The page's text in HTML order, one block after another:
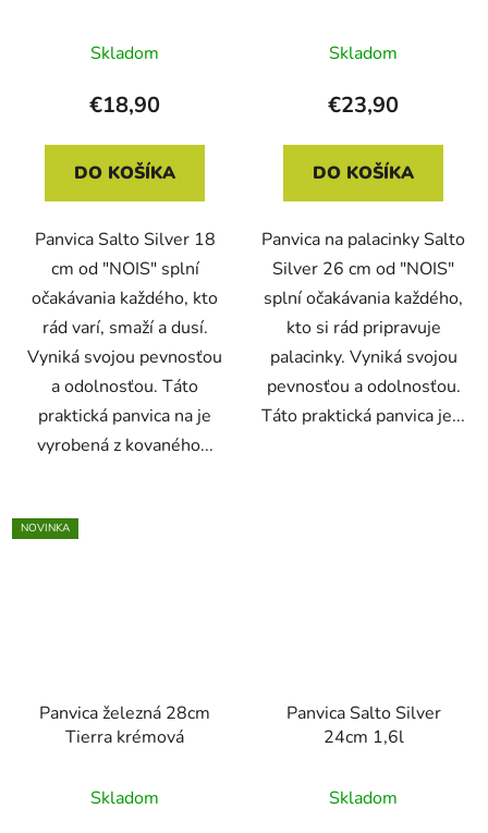
Skladom
€18,90
DO KOŠÍKA
Panvica Salto Silver 18
cm od "NOIS" splní
očakávania každého, kto
rád varí, smaží a dusí.
Vyniká svojou pevnosťou
a odolnosťou. Táto
praktická panvica na je
vyrobená z kovaného...
Skladom
€23,90
DO KOŠÍKA
Panvica na palacinky Salto
Silver 26 cm od "NOIS"
splní očakávania každého,
kto si rád pripravuje
palacinky. Vyniká svojou
pevnosťou a odolnosťou.
Táto praktická panvica je...
NOVINKA
Panvica železná 28cm
Tierra krémová
Skladom
Panvica Salto Silver
24cm 1,6l
Skladom